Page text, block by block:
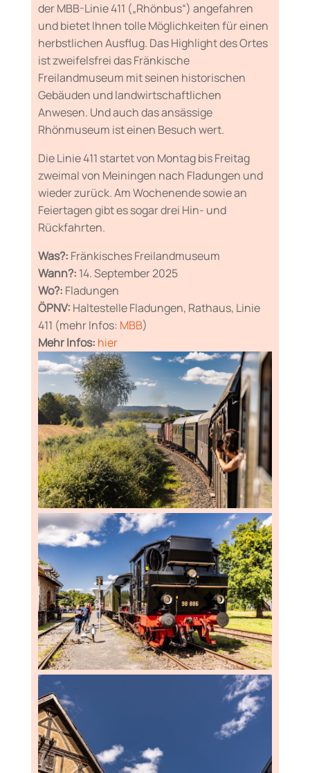
der MBB-Linie 411 („Rhönbus“) angefahren
und bietet Ihnen tolle Möglichkeiten für einen
herbstlichen Ausflug. Das Highlight des Ortes
ist zweifelsfrei das Fränkische
Freilandmuseum mit seinen historischen
Gebäuden und landwirtschaftlichen
Anwesen. Und auch das ansässige
Rhönmuseum ist einen Besuch wert.
Die Linie 411 startet von Montag bis Freitag
zweimal von Meiningen nach Fladungen und
wieder zurück. Am Wochenende sowie an
Feiertagen gibt es sogar drei Hin- und
Rückfahrten.
Was?: Fränkisches Freilandmuseum
Wann?: 14. September 2025
Wo?: Fladungen
ÖPNV: Haltestelle Fladungen, Rathaus, Linie
411 (mehr Infos: MBB)
Mehr Infos: hier